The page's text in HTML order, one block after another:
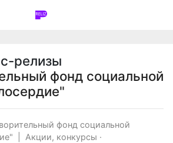
релизы
фонд социальной
фонд социальной
Акции, конкурсы ·